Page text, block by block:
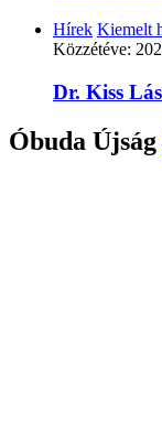
Hírek Kiemelt
Közzétéve:
Dr. Kiss
Óbuda Újság